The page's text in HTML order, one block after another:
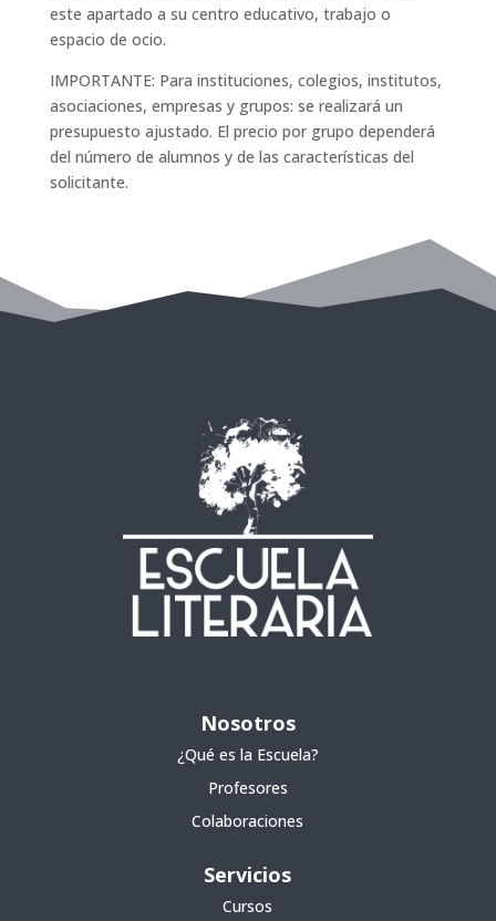
este apartado a su centro educativo, trabajo o
espacio de ocio.
IMPORTANTE: Para instituciones, colegios, institutos,
asociaciones, empresas y grupos: se realizará un
presupuesto ajustado. El precio por grupo dependerá
del número de alumnos y de las características del
solicitante.
Nosotros
¿Qué es la Escuela?
Profesores
Colaboraciones
Servicios
Cursos